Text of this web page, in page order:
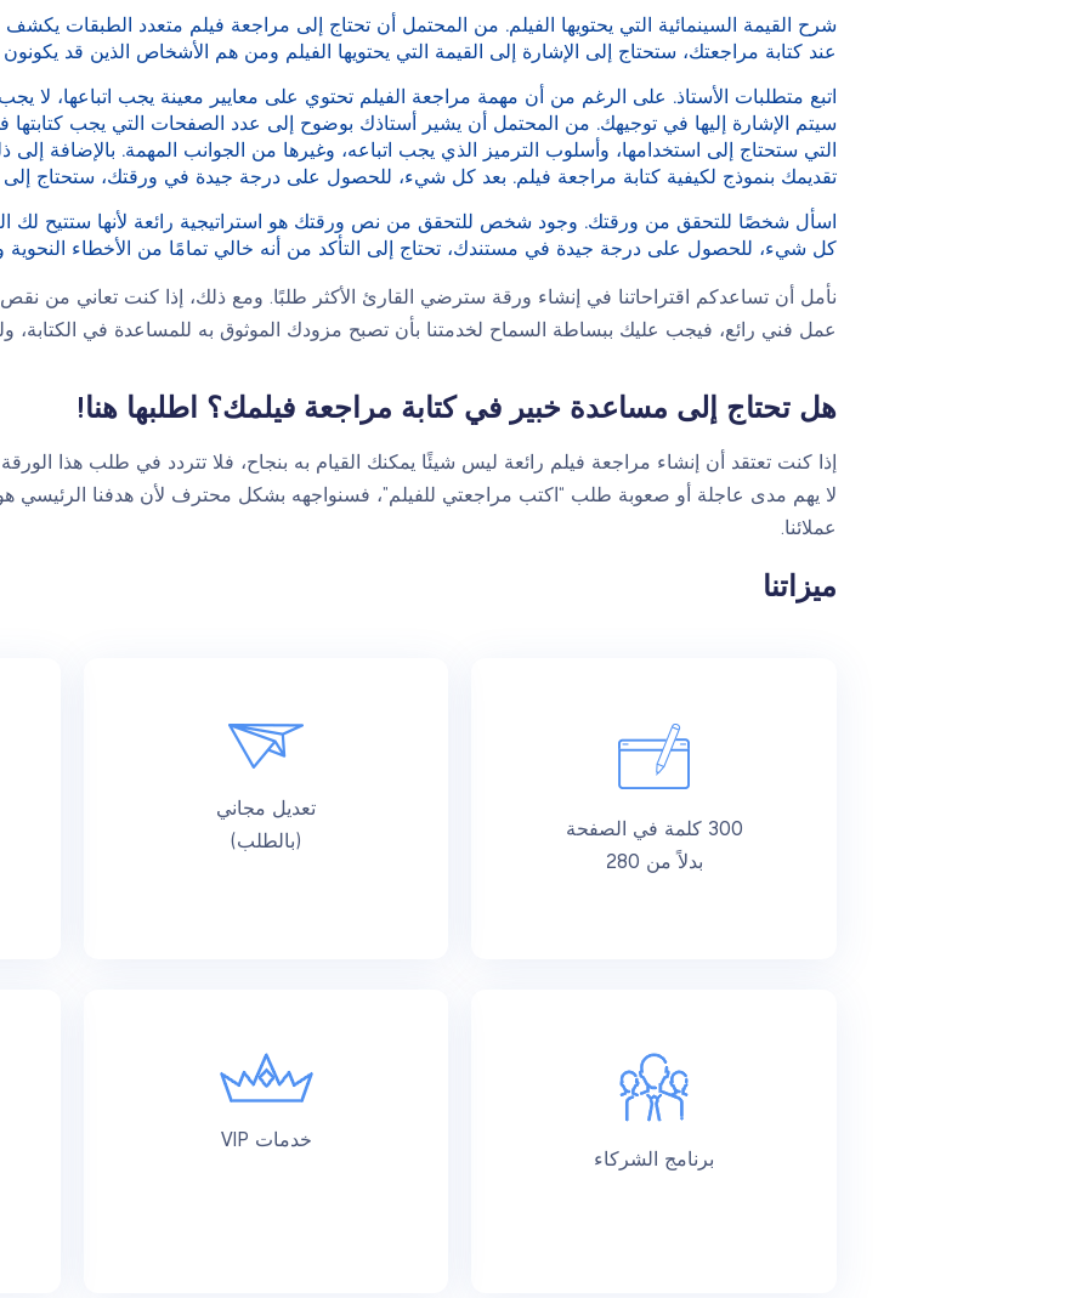
شرح القيمة السينمائية التي يحتويها الفيلم. من المحتمل أن تحتاج إلى مراجعة فيلم متعدد الطبقات
عند كتابة مراجعتك، ستحتاج إلى الإشارة إلى القيمة التي يحتويها الفيلم ومن هم الأشخاص الذين قد
اتبع متطلبات الأستاذ. على الرغم من أن مهمة مراجعة الفيلم تحتوي على معايير معينة يجب اتباعها، لا
سيتم الإشارة إليها في توجيهك. من المحتمل أن يشير أستاذك بوضوح إلى عدد الصفحات التي يجب كتابتها
التي ستحتاج إلى استخدامها، وأسلوب الترميز الذي يجب اتباعه، وغيرها من الجوانب المهمة. بالإضافة
تقديمك بنموذج لكيفية كتابة مراجعة فيلم. بعد كل شيء، للحصول على درجة جيدة في ورقتك، ستحتاج إلى
اسأل شخصًا للتحقق من ورقتك. وجود شخص للتحقق من نص ورقتك هو استراتيجية رائعة لأنها ستتيح لك
كل شيء، للحصول على درجة جيدة في مستندك، تحتاج إلى التأكد من أنه خالي تمامًا من الأخطاء النحوية
نأمل أن تساعدكم اقتراحاتنا في إنشاء ورقة سترضي القارئ الأكثر طلبًا. ومع ذلك، إذا كنت تعاني من نقص
عمل فني رائع، فيجب عليك ببساطة السماح لخدمتنا بأن تصبح مزودك الموثوق به للمساعدة في الكتابة،
هل تحتاج إلى مساعدة خبير في كتابة مراجعة فيلمك؟ اطلبها هنا!
إذا كنت تعتقد أن إنشاء مراجعة فيلم رائعة ليس شيئًا يمكنك القيام به بنجاح، فلا تتردد في طلب هذا
لا يهم مدى عاجلة أو صعوبة طلب “اكتب مراجعتي للفيلم”، فسنواجهه بشكل محترف لأن هدفنا الرئيسي هو
عملائنا.
ميزاتنا
300 كلمة في الصفحة
بدلاً من 280
تعديل مجاني
(بالطلب)
برنامج الشركاء
خدمات VIP